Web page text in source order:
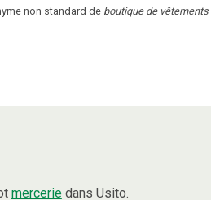
non standard de boutique de
merceriedans Usito.